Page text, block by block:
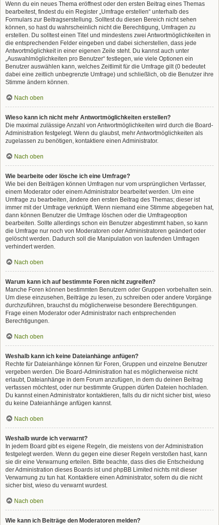
Wenn du ein neues Thema eröffnest oder den ersten Beitrag eines Themas
bearbeitest, findest du ein Register „Umfrage erstellen“ unterhalb des
Formulars zur Beitragserstellung. Solltest du diesen Bereich nicht sehen
können, so hast du wahrscheinlich nicht die Berechtigung, Umfragen zu
erstellen. Du solltest einen Titel und mindestens zwei Antwortmöglichkeiten in
die entsprechenden Felder eingeben und dabei sicherstellen, dass jede
Antwortmöglichkeit in einer eigenen Zeile steht. Du kannst auch unter
„Auswahlmöglichkeiten pro Benutzer“ festlegen, wie viele Optionen ein
Benutzer auswählen kann, welches Zeitlimit für die Umfrage gilt (0 bedeutet
dabei eine zeitlich unbegrenzte Umfrage) und schließlich, ob die Benutzer ihre
Stimme ändern können.
Nach oben
Wieso kann ich nicht mehr Antwortmöglichkeiten erstellen?
Die maximal zulässige Anzahl von Antwortmöglichkeiten wird durch die Board-
Administration festgelegt. Wenn du glaubst, mehr Antwortmöglichkeiten als
zugelassen zu benötigen, kontaktiere einen Administrator.
Nach oben
Wie bearbeite oder lösche ich eine Umfrage?
Wie bei den Beiträgen können Umfragen nur vom ursprünglichen Verfasser,
einem Moderator oder einem Administrator bearbeitet werden. Um eine
Umfrage zu bearbeiten, ändere den ersten Beitrag des Themas; dieser ist
immer mit der Umfrage verknüpft. Wenn niemand eine Stimme abgegeben hat,
dann können Benutzer die Umfrage löschen oder die Umfrageoption
bearbeiten. Sollte allerdings schon ein Benutzer abgestimmt haben, so kann
die Umfrage nur noch von Moderatoren oder Administratoren geändert oder
gelöscht werden. Dadurch soll die Manipulation von laufenden Umfragen
verhindert werden.
Nach oben
Warum kann ich auf bestimmte Foren nicht zugreifen?
Manche Foren können bestimmten Benutzern oder Gruppen vorbehalten sein.
Um diese einzusehen, Beiträge zu lesen, zu schreiben oder andere Vorgänge
durchzuführen, brauchst du möglicherweise besondere Berechtigungen.
Frage einen Moderator oder Administrator nach entsprechenden
Berechtigungen.
Nach oben
Weshalb kann ich keine Dateianhänge anfügen?
Rechte für Dateianhänge können für Foren, Gruppen und einzelne Benutzer
vergeben werden. Die Board-Administration hat es möglicherweise nicht
erlaubt, Dateianhänge in dem Forum anzufügen, in dem du deinen Beitrag
verfassen möchtest, oder nur bestimmte Gruppen dürfen Dateien hochladen.
Du kannst einen Administrator kontaktieren, falls du dir nicht sicher bist, wieso
du keine Dateianhänge anfügen kannst.
Nach oben
Weshalb wurde ich verwarnt?
In jedem Board gibt es eigene Regeln, die meistens von der Administration
festgelegt werden. Wenn du gegen eine dieser Regeln verstoßen hast, kann
sie dir eine Verwarnung erteilen. Bitte beachte, dass dies die Entscheidung
der Administration dieses Boards ist und phpBB Limited nichts mit dieser
Verwarnung zu tun hat. Kontaktiere einen Administrator, sofern du die nicht
sicher bist, wieso du verwarnt wurdest.
Nach oben
Wie kann ich Beiträge den Moderatoren melden?